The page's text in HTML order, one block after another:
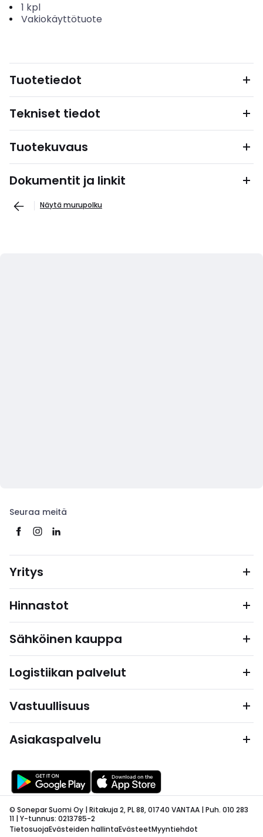
1 kpl
Vakiokäyttötuote
Tuotetiedot
Tekniset tiedot
Tuotekuvaus
Dokumentit ja linkit
Näytä murupolku
Seuraa meitä
Yritys
Hinnastot
Sähköinen kauppa
Logistiikan palvelut
Vastuullisuus
Asiakaspalvelu
© Sonepar Suomi Oy | Ritakuja 2, PL 88, 01740 VANTAA | Puh. 010 283
11 | Y-tunnus: 0213785-2
TietosuojaEvästeiden hallintaEvästeetMyyntiehdot